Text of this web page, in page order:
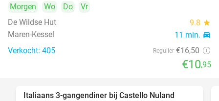
Morgen Wo Do
Vr
De Wildse Hut
9.8 star
Maren-Kessel 11 min. directions_car
Verkocht: 405 Regulier €16,50
€10,95
Italiaans 3-gangendiner bij Castello Nuland